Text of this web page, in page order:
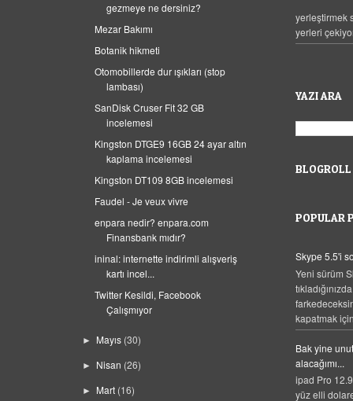
gezmeye ne dersiniz?
Mezar Bakımı
Botanik hikmeti
Otomobillerde dur ışıkları (stop
lambası)
SanDisk Cruser Fit 32 GB
incelemesi
Kingston DTGE9 16GB 24 ayar altın
kaplama incelemesi
Kingston DT109 8GB incelemesi
Faudel - Je veux vivre
enpara nedir? enpara.com
Finansbank mıdır?
ininal: internette indirimli alışveriş
kartı incel...
Twitter Kesildi, Facebook
Çalışmıyor
► Mayıs (30)
► Nisan (26)
► Mart (16)
yerleştirmek
yerleri
YAZI ARA
BLOGROLL
POPULAR
Skype 5.5'i
Yeni sürüm
kapatmak
Bak yine
alacağımı...
ipad Pro
yüz elli